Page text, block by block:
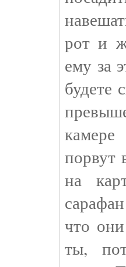
рот и
ему за
будете
камере
порвут
на
что
ты,